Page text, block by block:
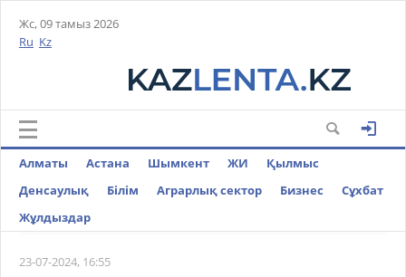
Жс, 09 тамыз 2026
Ru Kz
Алматы Астана Шымкент ЖИ
Қылмыс
Денсаулық
Білім Аграрлық сектор Бизнес
Cұхбат
Жұлдыздар
23-07-2024, 16:55